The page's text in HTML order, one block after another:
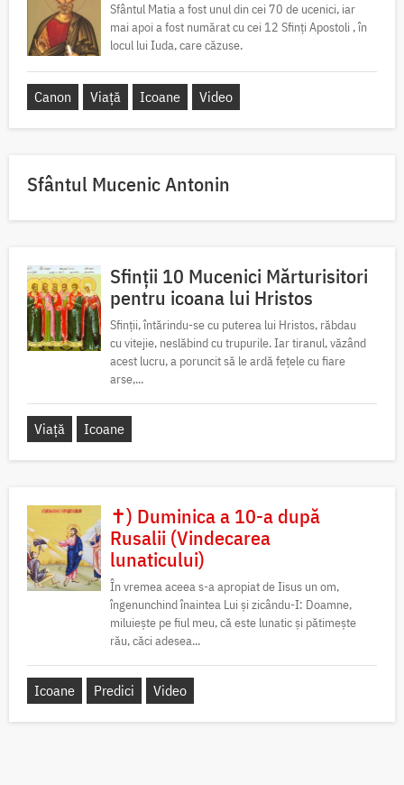
Sfântul Matia a fost unul din cei 70 de ucenici, iar
mai apoi a fost numărat cu cei 12 Sfinți Apostoli , în
locul lui Iuda, care căzuse.
Canon Viață Icoane Video
Sfântul Mucenic Antonin
Sfinții 10 Mucenici Mărturisitori
pentru icoana lui Hristos
Sfinții, întărindu-se cu puterea lui Hristos, răbdau
cu vitejie, neslăbind cu trupurile. Iar tiranul, văzând
acest lucru, a poruncit să le ardă fețele cu fiare
arse,...
Viață Icoane
✝) Duminica a 10-a după
Rusalii (Vindecarea
lunaticului)
În vremea aceea s-a apropiat de Iisus un om,
îngenunchind înaintea Lui și zicându-I: Doamne,
miluiește pe fiul meu, că este lunatic și pătimește
rău, căci adesea...
Icoane Predici Video